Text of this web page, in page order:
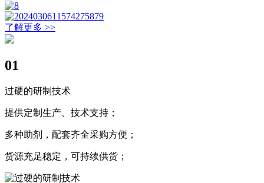
了解更多 >>
01
过硬的研制技术
提供定制生产、技术支持；
多种助剂，配套齐全采购方便；
货源充足稳定，可持续供货；